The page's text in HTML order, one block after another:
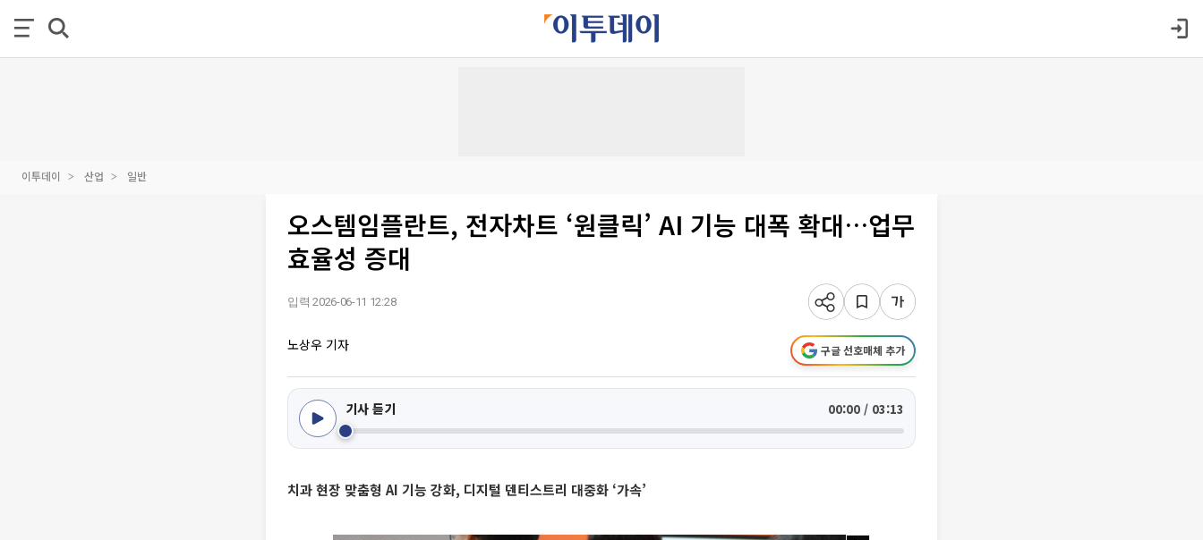
이투데이 산업 일반
오스템임플란트, 전자차트 ‘원클릭’ AI 기능 대폭 확대…업무
효율성 증대
입력 2026-06-11 12:28
노상우 기자 구글 선호매체 추가
기사 듣기 00:00 / 03:13
치과 현장 맞춤형 AI 기능 강화, 디지털 덴티스트리 대중화 ‘가속’